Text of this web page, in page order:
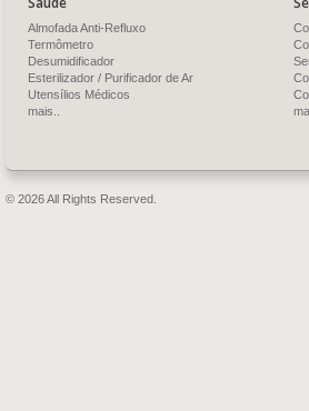
Almofada Anti-Refluxo
Termômetro
Desumidificador
Esterilizador / Purificador de Ar
Utensílios Médicos
mais..
© 2026 All Rights Reserved.